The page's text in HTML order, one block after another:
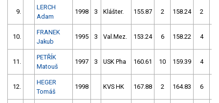
9.
LERCH
Adam
1998 3 Klášter. 155.87 2 158.24 2
10.
FRANEK
Jakub
1995 3 Val.Mez. 153.24 6 158.22 4
11.
PETŘÍK
Matouš
1997 3 USK Pha 160.61 10 159.39 4
12.
HEGER
Tomáš
1998 KVS HK 167.88 2 164.83 6